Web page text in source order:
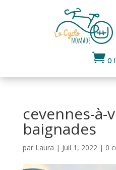
 0
cevennes-à-
baignades
par Laura | Juil 1, 2022| 0